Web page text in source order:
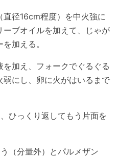
径16cm程度）を中火強に
ブオイルを加えて、じゃが
加える。
加え、フォークでぐるぐる
にし、卵に火がはいるまで
ひっくり返してもう片面を
（分量外）とパルメザン